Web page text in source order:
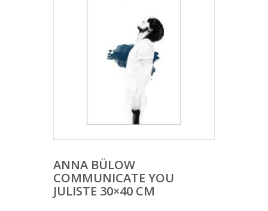
ANNA BÜLOW
COMMUNICATE YOU
JULISTE 30×40 CM